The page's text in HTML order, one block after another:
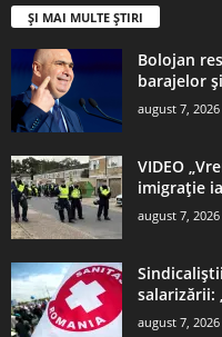
ȘI MAI MULTE ȘTIRI
Bolojan
barajelor
august 7, 2026
VIDEO
imigrație
august 7, 2026
salarizării:
august 7, 2026